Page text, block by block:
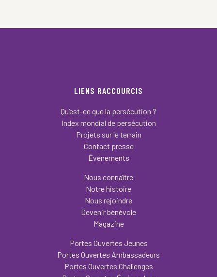
LIENS RACCOURCIS
Qu’est-ce que la persécution ?
Index mondial de persécution
Projets sur le terrain
Contact presse
Événements
Nous connaître
Notre histoire
Nous rejoindre
Devenir bénévole
Magazine
Portes Ouvertes Jeunes
Portes Ouvertes Ambassadeurs
Portes Ouvertes Challenges